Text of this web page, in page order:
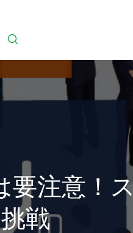
一覧
ムで作る
を作る
クイズのオプション設定
ライセンス購入者限定
注意！
挑戦